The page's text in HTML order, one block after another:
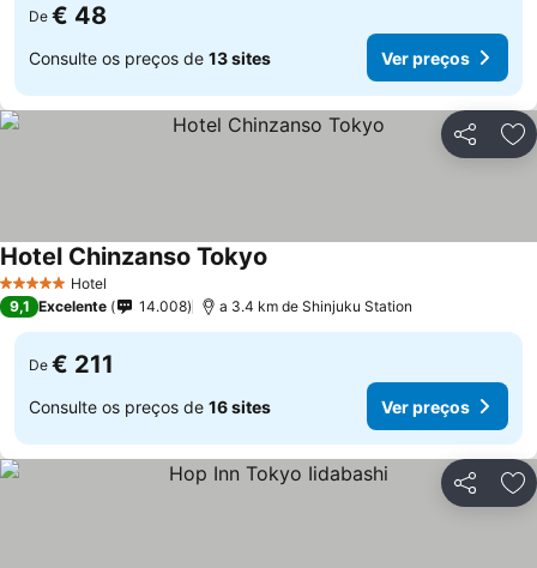
De € 48
Consulte os preços de 13 sites Ver preços
Partilhar
5 Estrelas Hotel
Hotel Chinzanso Tokyo
9,1 Excelente 14.008 a 3.4 km de Shinjuku Station
De € 211
Consulte os preços de 16 sites Ver preços
Partilhar